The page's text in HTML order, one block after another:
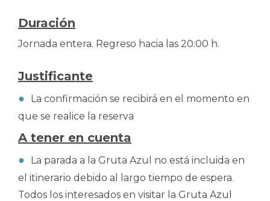
Duración
Jornada entera. Regreso hacia las 20:00 h.
Justificante
La confirmación se recibirá en el momento en
que se realice la reserva
A tener en cuenta
La parada a la Gruta Azul no está incluida en
el itinerario debido al largo tiempo de espera.
Todos los interesados ​​en visitar la Gruta Azul